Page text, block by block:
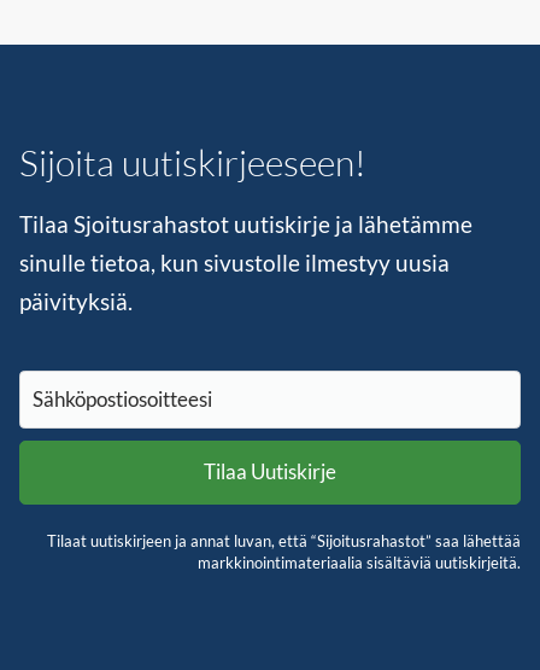
Sijoita uutiskirjeeseen!
Tilaa Sjoitusrahastot uutiskirje ja lähetämme
sinulle tietoa, kun sivustolle ilmestyy uusia
päivityksiä.
Tilaat uutiskirjeen ja annat luvan, että “Sijoitusrahastot” saa lähettää
markkinointimateriaalia sisältäviä uutiskirjeitä.